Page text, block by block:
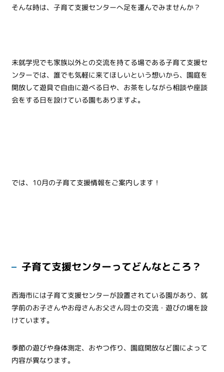
そんな時は、子育て支援センターへ足を運んでみませんか？
未就学児でも家族以外との交流を持てる場である子育て支援セ
ンターでは、誰でも気軽に来てほしいという想いから、園庭を
開放して遊具で自由に遊べる日や、お茶をしながら相談や座談
会をする日を設けている園もありますよ。
では、10月の子育て支援情報をご案内します！
子育て支援センターってどんなところ？
西海市には子育て支援センターが設置されている園があり、就
学前のお子さんやお母さんお父さん同士の交流・遊びの場を設
けています。
季節の遊びや身体測定、おやつ作り、園庭開放など園によって
内容が異なります。